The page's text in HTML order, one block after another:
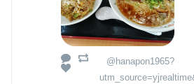
@hanapon1965?